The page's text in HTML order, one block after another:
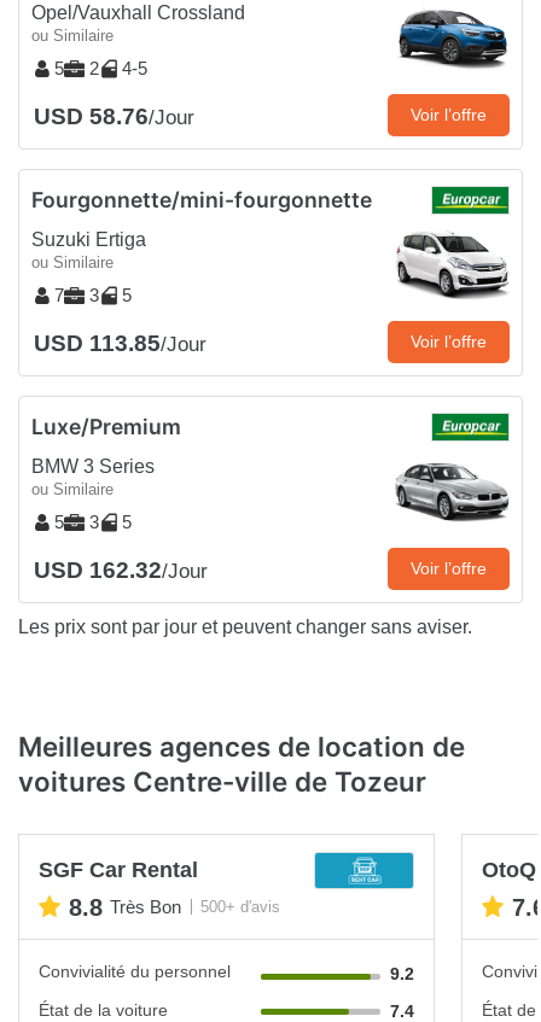
Opel/Vauxhall Crossland
ou Similaire
5 2 4-5
USD 58.76/Jour Voir l’offre
Fourgonnette/mini-fourgonnette
Suzuki Ertiga
ou Similaire
7 3 5
USD 113.85/Jour Voir l’offre
Luxe/Premium
BMW 3 Series
ou Similaire
5 3 5
USD 162.32/Jour Voir l’offre
Les prix sont par jour et peuvent changer sans aviser.
Meilleures agences de location de
voitures Centre-ville de Tozeur
SGF Car Rental
8.8 Très Bon 500+ d'avis
Convivialité du personnel
9.2
État de la voiture
7.4
OtoQ
État